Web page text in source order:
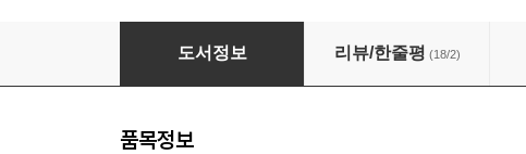
도서정보 리뷰/한줄평 (18/2)
품목정보